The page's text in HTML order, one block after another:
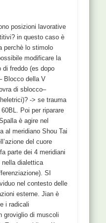
posizioni lavorative
in questo caso è
perchè lo stimolo
modificare la
freddo (es dopo
Blocco della V
di sblocco–
-> se trauma
Poi per riparare
è agire nel
al meridiano Shou Tai
del cuore
parte dei 4 meridiani
dialettica
SI
nel contesto delle
esterne. Jian è
i radicali
groviglio di muscoli
a questo link. Si
tensiva = da non
vasomotoria = da
a grappolo
collegata a difetto
-> ecografia
dei meridiani
implicati nelle
è una delle 3
Sia per cefalee
GV porta sia Wei sia
cefalee
la wei qi, eppure è
perché?
attraverso la wei
ossia le “barriere”
nello specifico la...
i membri registrati
PROVA 15 GG "